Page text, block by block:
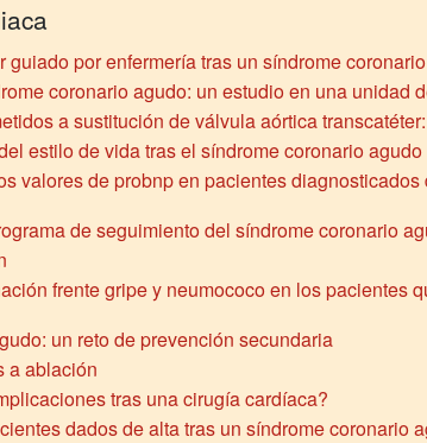
por enfermería tras un síndrome
coronario agudo: un estudio en una unidad
a sustitución de válvula aórtica
estilo de vida tras el síndrome coronario agudo
valores de probnp en pacientes
de seguimiento del síndrome coronario
frente gripe y neumococo en los pacientes
un reto de prevención secundaria
a ablación
tras una cirugía cardíaca?
dados de alta tras un síndrome coronario